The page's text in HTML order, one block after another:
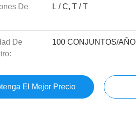
De
L / C, T / T
De
100 CONJUNTOS/AÑO
El Mejor Precio